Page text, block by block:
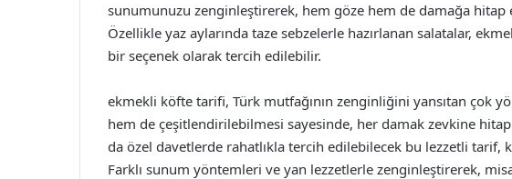
sunumunuzu zenginleştirerek, hem göze hem de damağa hitap
Özellikle yaz aylarında taze sebzelerle hazırlanan salatalar,
bir seçenek olarak tercih edilebilir.
ekmekli köfte tarifi, Türk mutfağının zenginliğini yansıtan çok
hem de çeşitlendirilebilmesi sayesinde, her damak zevkine
da özel davetlerde rahatlıkla tercih edilebilecek bu lezzetli tarif,
Farklı sunum yöntemleri ve yan lezzetlerle zenginleştirerek,